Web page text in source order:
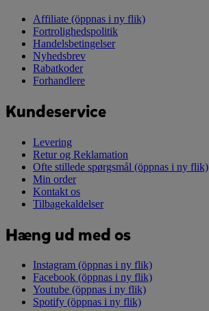
Affiliate (öppnas i ny flik)
Fortrolighedspolitik
Handelsbetingelser
Nyhedsbrev
Rabatkoder
Forhandlere
Kundeservice
Levering
Retur og Reklamation
Ofte stillede spørgsmål (öppnas i ny flik)
Min order
Kontakt os
Tilbagekaldelser
Hæng ud med os
Instagram (öppnas i ny flik)
Facebook (öppnas i ny flik)
Youtube (öppnas i ny flik)
Spotify (öppnas i ny flik)